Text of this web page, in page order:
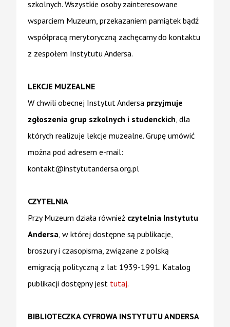
szkolnych. Wszystkie osoby zainteresowane
wsparciem Muzeum, przekazaniem pamiątek bądź
współpracą merytoryczną zachęcamy do kontaktu
z zespołem Instytutu Andersa.
LEKCJE MUZEALNE
W chwili obecnej Instytut Andersa przyjmuje
zgłoszenia grup szkolnych i studenckich, dla
których realizuje lekcje muzealne. Grupę umówić
można pod adresem e-mail:
kontakt@instytutandersa.org.pl
CZYTELNIA
Przy Muzeum działa również czytelnia Instytutu
Andersa, w której dostępne są publikacje,
broszury i czasopisma, związane z polską
emigracją polityczną z lat 1939-1991. Katalog
publikacji dostępny jest tutaj.
BIBLIOTECZKA CYFROWA INSTYTUTU ANDERSA